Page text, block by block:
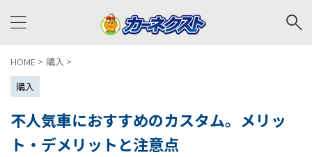
HOME > 購入 >
購入
不人気車におすすめのカスタム。メリッ
ト・デメリットと注意点